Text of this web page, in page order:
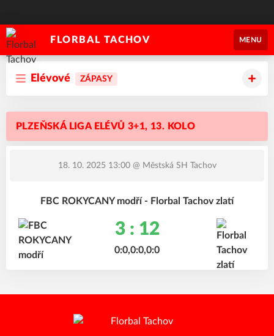
FLORBAL TACHOV MENU
Elévové ZÁPASY
PLZEŇSKÁ LIGA ELÉVŮ 3+1, 13. KOLO
18. 10. 2025 13:00@ Městská SH Tachov
FBC ROKYCANY modří - Florbal Tachov zlatí
3 : 12
0:0,0:0,0:0